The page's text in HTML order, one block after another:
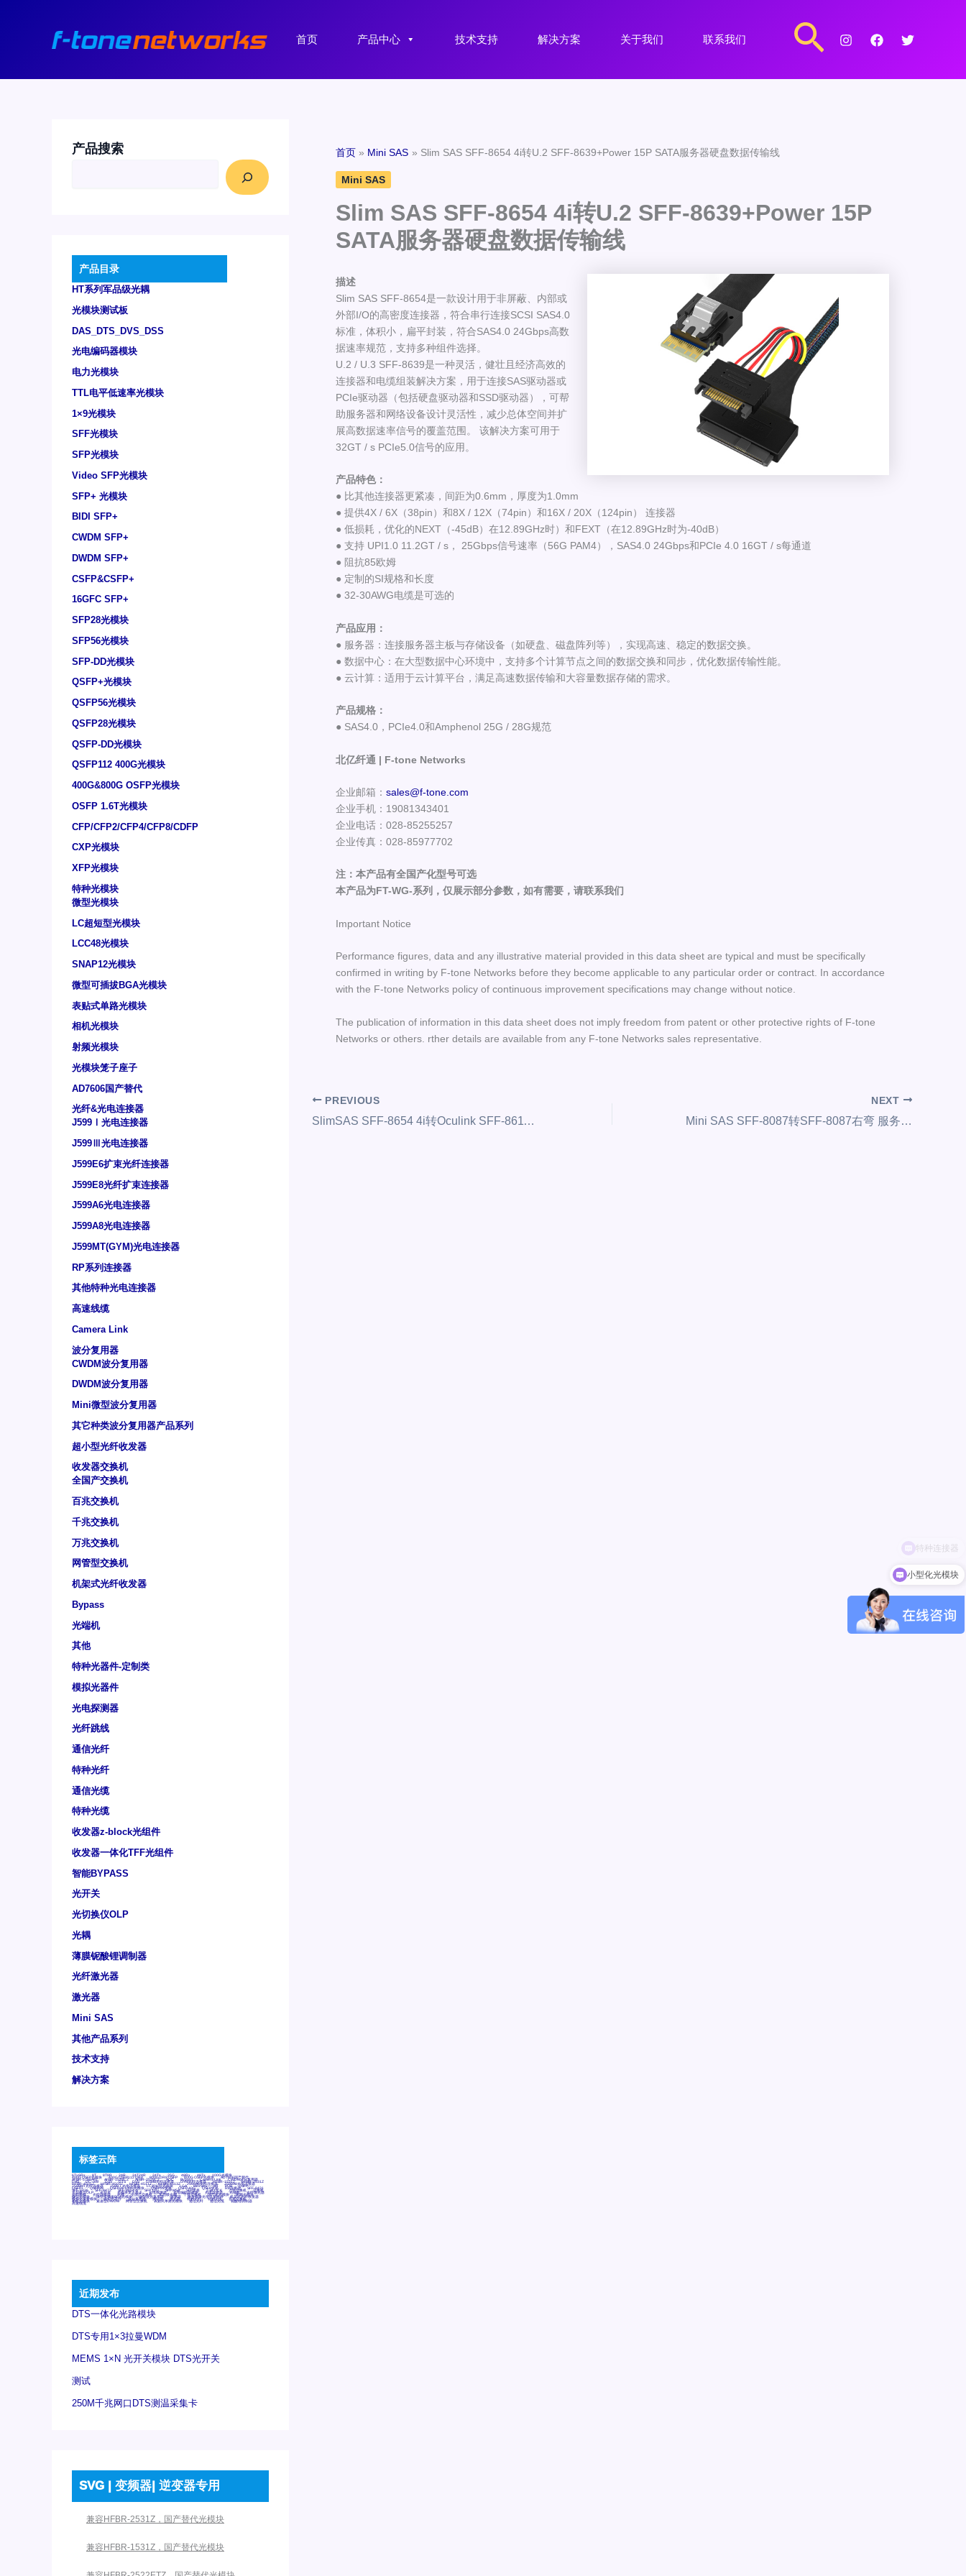
首页 产品中心 技术支持 解决方案 关于我们 联系我们
搜
索
产品搜索
产品目录
HT系列军品级光耦
光模块测试板
DAS_DTS_DVS_DSS
光电编码器模块
电力光模块
TTL电平低速率光模块
1×9光模块
SFF光模块
SFP光模块
Video SFP光模块
SFP+ 光模块
BIDI SFP+
CWDM SFP+
DWDM SFP+
CSFP&CSFP+
16GFC SFP+
SFP28光模块
SFP56光模块
SFP-DD光模块
QSFP+光模块
QSFP56光模块
QSFP28光模块
QSFP-DD光模块
QSFP112 400G光模块
400G&800G OSFP光模块
OSFP 1.6T光模块
CFP/CFP2/CFP4/CFP8/CDFP
CXP光模块
XFP光模块
特种光模块
微型光模块
LC超短型光模块
LCC48光模块
SNAP12光模块
微型可插拔BGA光模块
表贴式单路光模块
相机光模块
射频光模块
光模块笼子座子
AD7606国产替代
光纤&光电连接器
J599Ⅰ光电连接器
J599Ⅲ光电连接器
J599E6扩束光纤连接器
J599E8光纤扩束连接器
J599A6光电连接器
J599A8光电连接器
J599MT(GYM)光电连接器
RP系列连接器
其他特种光电连接器
高速线缆
Camera Link
波分复用器
CWDM波分复用器
DWDM波分复用器
Mini微型波分复用器
其它种类波分复用器产品系列
超小型光纤收发器
收发器交换机
全国产交换机
百兆交换机
千兆交换机
万兆交换机
网管型交换机
机架式光纤收发器
Bypass
光端机
其他
特种光器件-定制类
模拟光器件
光电探测器
光纤跳线
通信光纤
特种光纤
通信光缆
特种光缆
收发器z-block光组件
收发器一体化TFF光组件
智能BYPASS
光开关
光切换仪OLP
光耦
薄膜铌酸锂调制器
光纤激光器
激光器
Mini SAS
其他产品系列
技术支持
解决方案
标签云阵
6Tx6Rx 8T 8T8R 24R 24T24R 24Tx 25G 48Rx 48Tx 100G光模块
400G OSFP光模块 400G QSFP112 DR4 800G DR8 OSFP 800G OSFP光模块 AD7606国产替代
AFBR-57B4APZ AFBR-1528CZ AFBR-2528CZ AOC Bypass Camera Link CWDM波分复用器
DAS DC~4M DSS DTS DVS GYMB光纤连接器 GYM光纤连接器 HFBR-1531Z HFBR-2531Z
HFBR-4501Z HFBR-4503Z HFBR-4511Z HFBR-4513Z J599A6光纤连接器 J599A8光电连接器
J599MT光纤连接器 J599Ⅰ光电连接器 LC超短型光模块 LGA Mini SAS MT POB QSFP
QSFP+ QSFP28 QSFP28 100G光模块 QSFP28笼座 QSFP 40G QSFP笼座 RP连接器 SFF-8431
SFF-8436 SFF-8472 SFF-8654 4i SFP 10G SFP MSA SFP笼座 Z-BLOCK 万兆交换机 交换机
光切换仪OLP 光开关 光模块笼子座子 光电探测器 光电编码器模块 光电连接器 光端机 光纤激光器
光纤跳线 光纤连接器 光耦 全国产交换机 军品级光耦 千兆交换机 国产化光模块 射频光模块
微型光模块 微型可插拔BGA光模块 微型波分复用器 探测器 收发模块光学引擎组件 机架式光纤收发器
模拟光发射模块 模拟光器件 波分复用器 测试版 激光器 特种光纤 特种光缆 百兆交换机
相机光模块 紧凑型DWDM 网管型交换机 表贴式单路光模块 通信光纤 通信光缆 铌酸锂调制器
高速线缆
近期发布
DTS一体化光路模块
DTS专用1×3拉曼WDM
MEMS 1×N 光开关模块 DTS光开关
测试
250M千兆网口DTS测温采集卡
SVG | 变频器| 逆变器专用
兼容HFBR-2531Z，国产替代光模块
兼容HFBR-1531Z，国产替代光模块
首页 Mini SAS Slim SAS SFF-8654 4i转U.2 SFF-8639+Power 15P SATA服务器硬盘数据传输线
Mini SAS
Slim SAS SFF-8654 4i转U.2 SFF-8639+Power 15P
SATA服务器硬盘数据传输线
描述
Slim SAS SFF-8654是一款设计用于非屏蔽、内部或
外部I/O的高密度连接器，符合串行连接SCSI SAS4.0
标准，体积小，扁平封装，符合SAS4.0 24Gbps高数
据速率规范，支持多种组件选择。
U.2 / U.3 SFF-8639是一种灵活，健壮且经济高效的
连接器和电缆组装解决方案，用于连接SAS驱动器或
PCIe驱动器（包括硬盘驱动器和SSD驱动器），可帮
助服务器和网络设备设计灵活性，减少总体空间并扩
展高数据速率信号的覆盖范围。 该解决方案可用于
32GT / s PCIe5.0信号的应用。
产品特色：
● 比其他连接器更紧凑，间距为0.6mm，厚度为1.0mm
● 提供4X / 6X（38pin）和8X / 12X（74pin）和16X / 20X（124pin） 连接器
● 低损耗，优化的NEXT（-45dB）在12.89GHz时）和FEXT（在12.89GHz时为-40dB）
● 支持 UPI1.0 11.2GT / s， 25Gbps信号速率（56G PAM4），SAS4.0 24Gbps和PCIe 4.0 16GT / s每通道
● 阻抗85欧姆
● 定制的SI规格和长度
● 32-30AWG电缆是可选的
产品应用：
● 服务器：连接服务器主板与存储设备（如硬盘、磁盘阵列等），实现高速、稳定的数据交换。
● 数据中心：在大型数据中心环境中，支持多个计算节点之间的数据交换和同步，优化数据传输性能。
● 云计算：适用于云计算平台，满足高速数据传输和大容量数据存储的需求。
产品规格：
● SAS4.0，PCIe4.0和Amphenol 25G / 28G规范
北亿纤通 | F-tone Networks
企业邮箱： sales@f-tone.com
企业手机：19081343401
企业电话：028-85255257
企业传真：028-85977702
注：本产品有全国产化型号可选
本产品为FT-WG-系列，仅展示部分参数，如有需要，请联系我们
Important Notice
Performance figures, data and any illustrative material provided in this data sheet are typical and must be specifically
confirmed in writing by F-tone Networks before they become applicable to any particular order or contract. In accordance
with the F-tone Networks policy of continuous improvement specifications may change without notice.
The publication of information in this data sheet does not imply freedom from patent or other protective rights of F-tone
Networks or others. rther details are available from any F-tone Networks sales representative.
PREVIOUS
SlimSAS SFF-8654 4i转Oculink SFF-8611服务器主板磁盘背板数据线
NEXT
Mini SAS SFF-8087转SFF-8087右弯 服务器数据线
小型化光模块